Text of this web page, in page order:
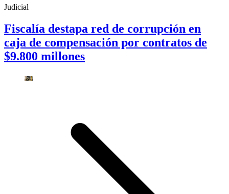
Judicial
Fiscalía destapa red de corrupción en
caja de compensación por contratos de
$9.800 millones